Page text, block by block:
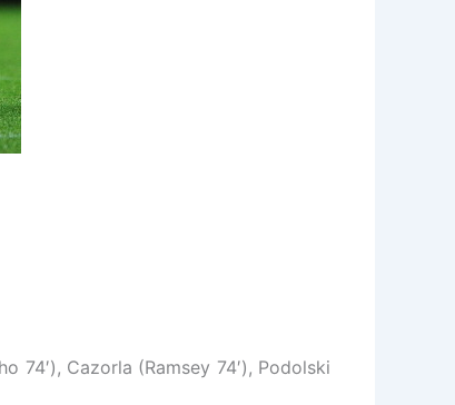
74′), Cazorla (Ramsey 74′), Podolski